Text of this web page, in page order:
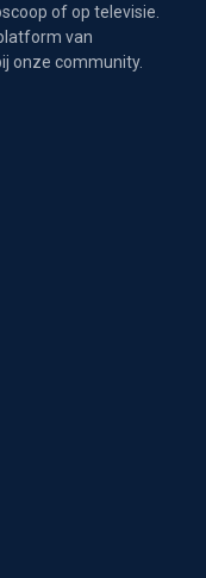
of op televisie.
van
onze community.